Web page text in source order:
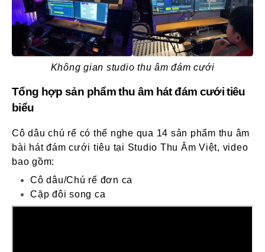
Không gian studio thu âm đám cưới
Tổng hợp sản phẩm thu âm hát đám cưới tiêu
biểu
Cô dâu chú rể có thể nghe qua 14 sản phẩm thu âm
bài hát đám cưới tiêu tại Studio Thu Âm Việt, video
bao gồm:
Cô dâu/Chú rể đơn ca
Cặp đôi song ca